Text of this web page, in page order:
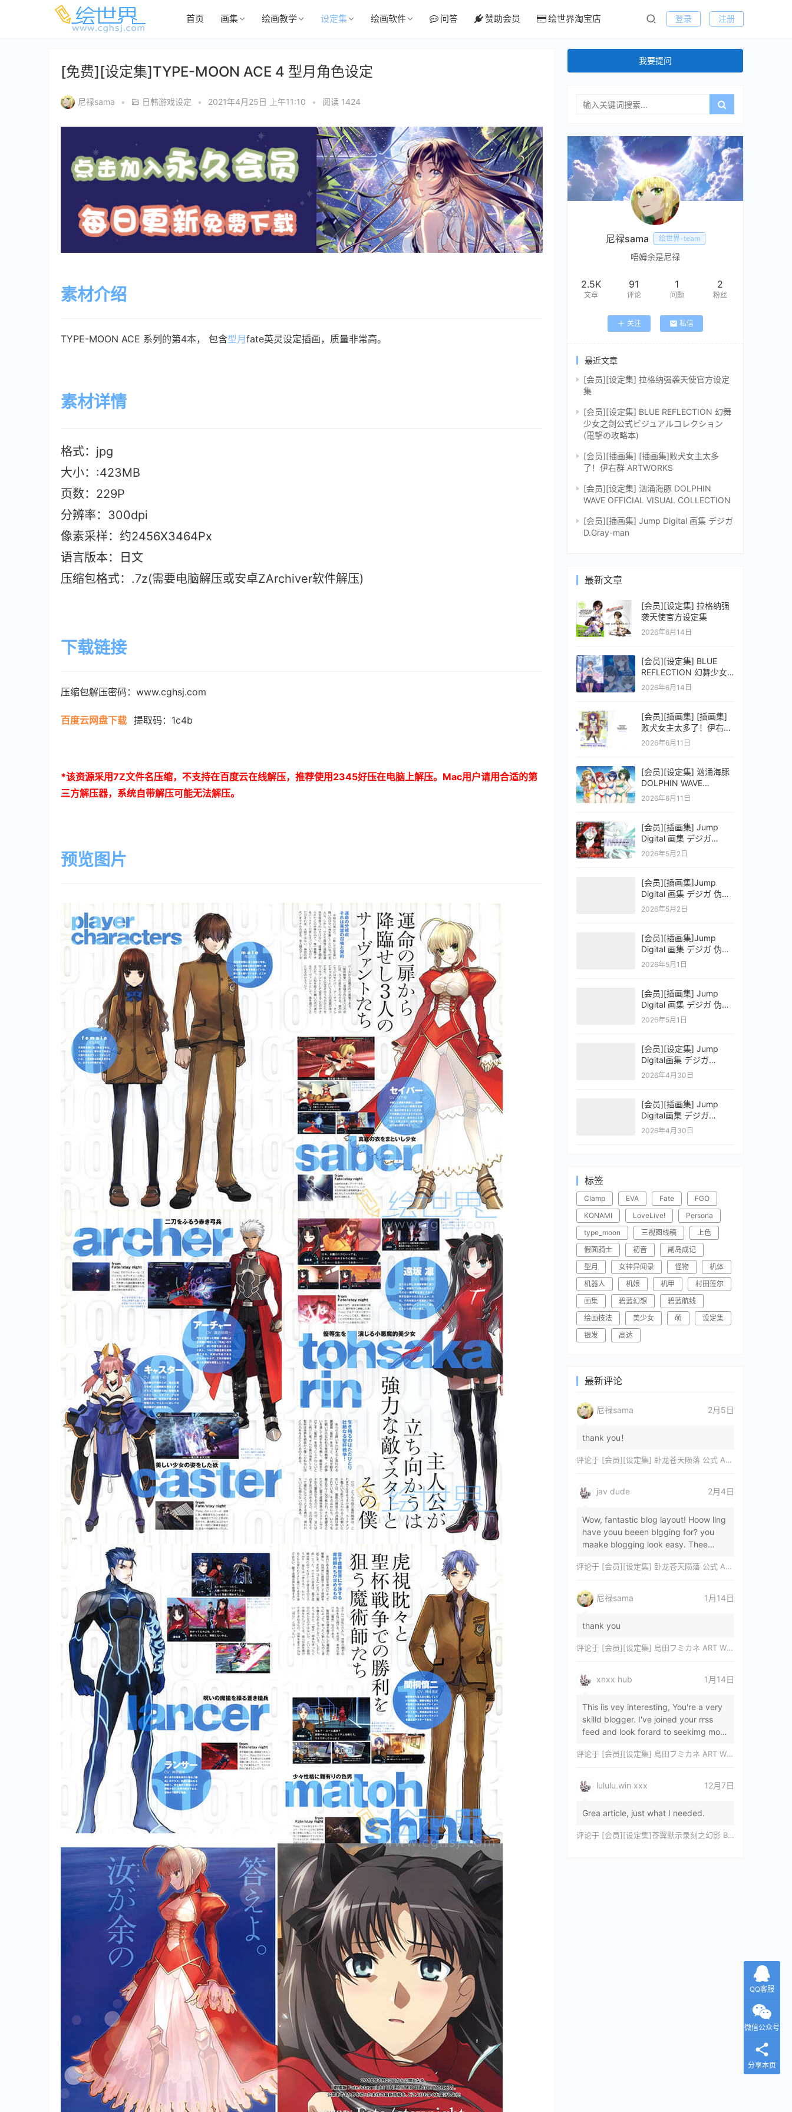
首页 画集 绘画教学 设定集 绘画软件 问答 赞助会员 绘世界淘宝店 登录 注册
[免费][设定集]TYPE-MOON ACE 4 型月角色设定
尼禄sama • 日韩游戏设定 • 2021年4月25日 上午11:10 • 阅读 1424
素材介绍
TYPE-MOON ACE 系列的第4本， 包含型月 fate英灵设定插画，质量非常高。
素材详情
格式：jpg
大小：:423MB
页数：229P
分辨率：300dpi
像素采样：约2456X3464Px
语言版本：日文
压缩包格式：.7z(需要电脑解压或安卓ZArchiver软件解压)
下载链接
压缩包解压密码：www.cghsj.com
百度云网盘下载 提取码：1c4b
*该资源采用7Z文件名压缩，不支持在百度云在线解压，推荐使用 2345好压在电脑上解压。 Mac用户请用合适的第
三方解压器，系统自带解压可能无法解压。
预览图片
我要提问
尼禄sama 绘世界-team
唔姆余是尼禄
2.5K
文章
91
评论
1
问题
2
粉丝
关注 私信
最近文章
[会员][设定集] 拉格纳强袭天使官方设定
集
[会员][设定集] BLUE REFLECTION 幻舞
少女之剑公式ビジュアルコレクション
(電撃の攻略本)
[会员][插画集] [插画集]败犬女主太多
了！伊右群 ARTWORKS
[会员][设定集] 汹涌海豚 DOLPHIN
WAVE OFFICIAL VISUAL COLLECTION
[会员][插画集] Jump Digital 画集 デジガ
D.Gray-man
最新文章
[会员][设定集] 拉格纳强
袭天使官方设定集
2026年6月14日
[会员][设定集] BLUE
REFLECTION 幻舞少女
之剑公式ビジュアルコレ
2026年6月14日
[会员][插画集] [插画集]
败犬女主太多了！伊右群
ARTWORKS
2026年6月11日
[会员][设定集] 汹涌海豚
DOLPHIN WAVE
OFFICIAL VISUAL
2026年6月11日
[会员][插画集] Jump
Digital 画集 デジガ
D.Gray-man
2026年5月2日
[会员][插画集]Jump
Digital 画集 デジガ 伪恋
ニセコイ 3
2026年5月2日
[会员][插画集]Jump
Digital 画集 デジガ 伪恋
ニセコイ 2
2026年5月1日
[会员][插画集] Jump
Digital 画集 デジガ 伪恋
ニセコイ 1
2026年5月1日
[会员][设定集] Jump
Digital画集 デジガ
CLAYMORE 2
2026年4月30日
[会员][插画集] Jump
Digital画集 デジガ
CLAYMORE 1
2026年4月30日
标签
Clamp EVA Fate
FGO
KONAMI
LoveLive!
Persona
type_moon
三视图线稿
上色
假面骑士
初音
副岛成记
型月
女神异闻录 怪物
机体
机器人
机娘 机甲
村田莲尔
画集
碧蓝幻想
碧蓝航线
绘画技法
美少女 萌
设定集
银发
高达
最新评论
尼禄sama 2月5日
thank you！
评论于 [会员][设定集] 卧龙苍天陨落 公式 ARTWORKS[DL]
jav dude 2月4日
Wow, fantastic blog layout! Hoow llng
have youu beeen blgging for? you
maake blogging look easy. Thee
magnificent, let…
评论于 [会员][设定集] 卧龙苍天陨落 公式 ARTWORKS[DL]
尼禄sama 1月14日
thank you
评论于 [会员][设定集] 島田フミカネ ART WORKS EXTRA Luminous Witches[DL]
xnxx hub 1月14日
This iis vey interesting, You're a very
skilld blogger. I've joined your rrss
feed and look forard to seekimg mor
评论于 [会员][设定集] 島田フミカネ ART WORKS EXTRA Luminous Witches[DL]
lululu.win xxx 12月7日
Grea article, just what I needed.
评论于 [会员][设定集]苍翼默示录刻之幻影 BLAZBLUE CHRONOPHANTASMA 公式設定資料集II
QQ客服
微信公众号
分享本页